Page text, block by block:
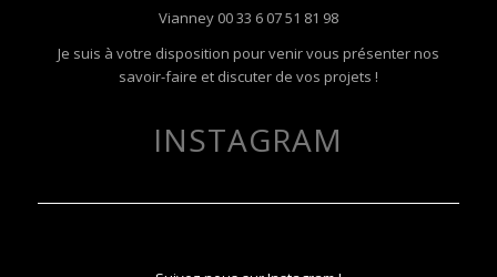
Vianney 00 33 6 07 51 81 98
Je suis à votre disposition pour venir vous présenter nos
savoir-faire et discuter de vos projets !
INSTAGRAM